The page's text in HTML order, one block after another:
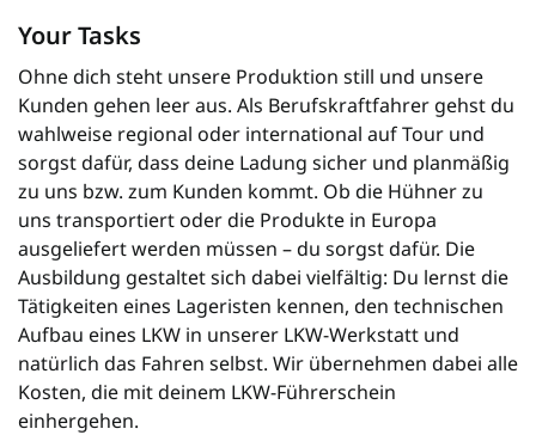
Your Tasks
Ohne dich steht unsere Produktion still und unsere
Kunden gehen leer aus. Als Berufskraftfahrer gehst du
wahlweise regional oder international auf Tour und
sorgst dafür, dass deine Ladung sicher und planmäßig
zu uns bzw. zum Kunden kommt. Ob die Hühner zu
uns transportiert oder die Produkte in Europa
ausgeliefert werden müssen – du sorgst dafür. Die
Ausbildung gestaltet sich dabei vielfältig: Du lernst die
Tätigkeiten eines Lageristen kennen, den technischen
Aufbau eines LKW in unserer LKW-Werkstatt und
natürlich das Fahren selbst. Wir übernehmen dabei alle
Kosten, die mit deinem LKW-Führerschein
einhergehen.